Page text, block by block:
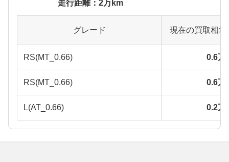
走行距離：2万km
グレード 現在の買取相
RS(MT_0.66) 0.6万
RS(MT_0.66) 0.6万
L(AT_0.66) 0.2万